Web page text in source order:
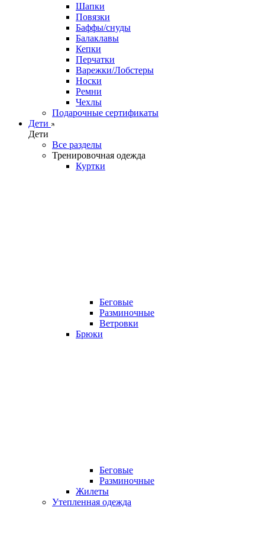
Шапки
Повязки
Баффы/снуды
Балаклавы
Кепки
Перчатки
Варежки/Лобстеры
Носки
Ремни
Чехлы
Подарочные сертификаты
Дети
Дети
Все разделы
Тренировочная одежда
Куртки
Беговые
Разминочные
Ветровки
Брюки
Беговые
Разминочные
Жилеты
Утепленная одежда